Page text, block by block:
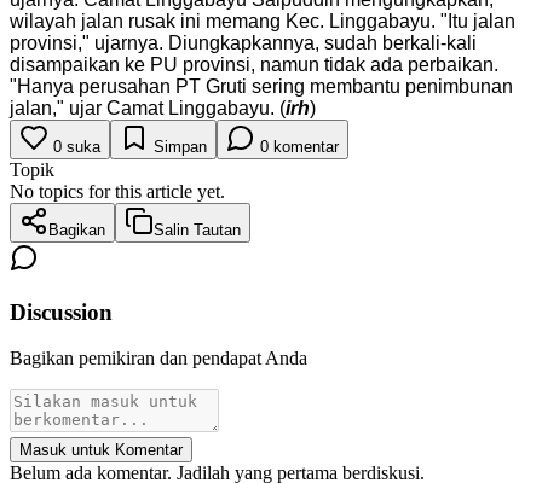
wilayah jalan rusak ini memang Kec. Linggabayu. "Itu jalan
provinsi," ujarnya. Diungkapkannya, sudah berkali-kali
disampaikan ke PU provinsi, namun tidak ada perbaikan.
"Hanya perusahan PT Gruti sering membantu penimbunan
jalan," ujar Camat Linggabayu. (irh)
0 suka Simpan 0 komentar
Topik
No topics for this article yet.
Bagikan Salin Tautan
Discussion
Bagikan pemikiran dan pendapat Anda
Masuk untuk Komentar
Belum ada komentar. Jadilah yang pertama berdiskusi.